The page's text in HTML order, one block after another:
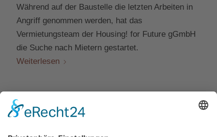
Während auf der Baustelle die letzten Arbeiten in
Angriff genommen werden, hat das
Vermietungsteam der Housing! for Future gGmbH
die Suche nach Mietern gestartet.
Weiterlesen
3